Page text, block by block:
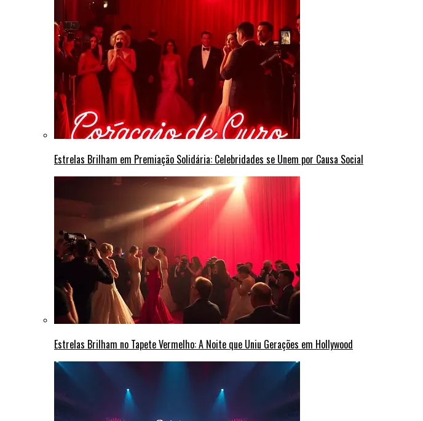
Estrelas Brilham em Premiação Solidária: Celebridades se Unem por Causa Social
Estrelas Brilham no Tapete Vermelho: A Noite que Uniu Gerações em Hollywood